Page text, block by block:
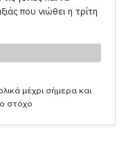
που νιώθει η τρίτη
μέχρι σήμερα και
στόχο